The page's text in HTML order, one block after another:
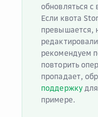
обновляться
Если квота
превышается,
рекомендуем
повторить
пропадает,
поддержкудля
примере.